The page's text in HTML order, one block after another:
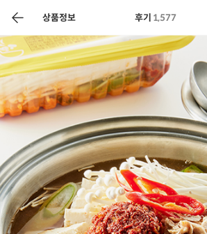
상품정보 후기 1,577
공인 농축산물할인 찬들마루 주문/배송 고객센터